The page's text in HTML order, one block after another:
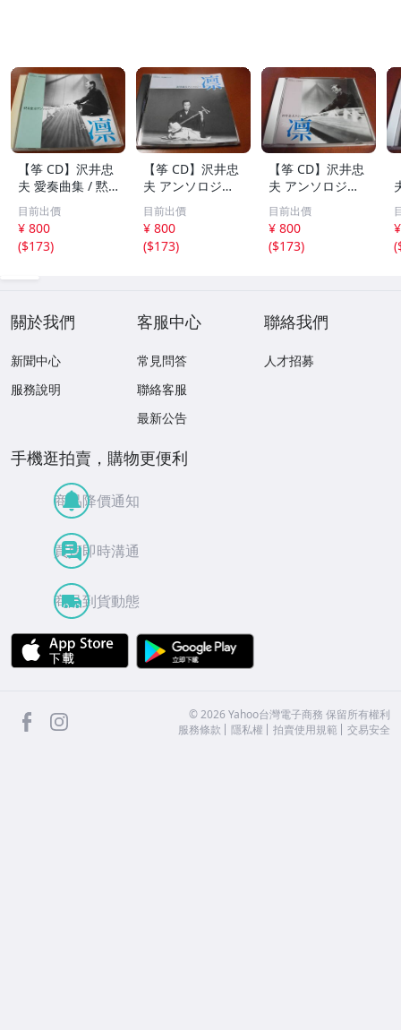
【筝 CD】沢井忠
夫 愛奏曲集 / 黙
示 、波 、二つの
相 、箏二重奏ソ
ナタ 杵屋正邦 、
入野義朗 、小野
目前出價
¥ 800
($173)
【筝 CD】沢井忠
夫 アンソロジー
「凜」からの分売
沢井忠夫作品集
ライブ 風衣、水
の声、枯野砧、五
目前出價
¥ 800
($173)
【筝 CD】沢井忠
夫 アンソロジー
「凜」からの分売
沢井忠夫 作品集
第三集 “光る海”
（限定販売） 200
目前出價
¥ 800
($173)
(
關於我們
新聞中心
服務說明
客服中心
常見問答
聯絡客服
最新公告
聯絡我們
人才招募
手機逛拍賣，購物更便利
商品降價通知
買賣即時溝通
商品到貨動態
APP Store
facebook ©2026 Yahoo台灣電子商務 保留所有權利
服務條款
隱私權 拍賣使用規範 交易安全